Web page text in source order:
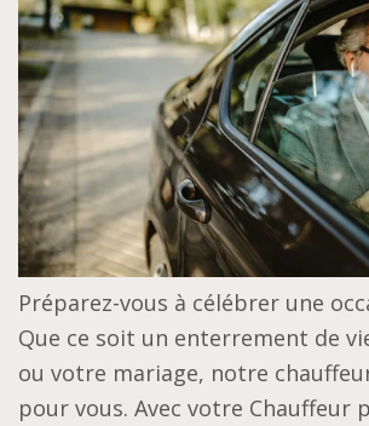
Préparez-vous à célébrer une
Que ce soit un enterrement de
ou votre mariage, notre
pour vous. Avec votre Chauffeur